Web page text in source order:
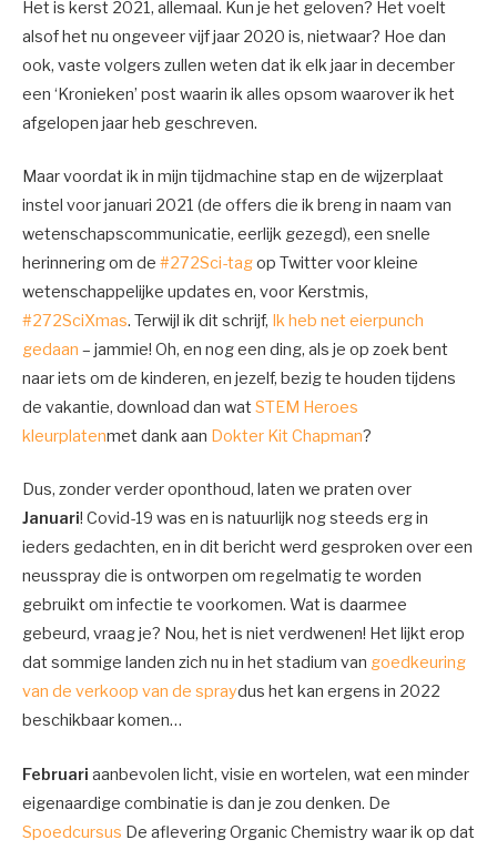
Het is kerst 2021, allemaal. Kun je het geloven? Het voelt
alsof het nu ongeveer vijf jaar 2020 is, nietwaar? Hoe dan
ook, vaste volgers zullen weten dat ik elk jaar in december
een ‘Kronieken’ post waarin ik alles opsom waarover ik het
afgelopen jaar heb geschreven.
Maar voordat ik in mijn tijdmachine stap en de wijzerplaat
instel voor januari 2021 (de offers die ik breng in naam van
wetenschapscommunicatie, eerlijk gezegd), een snelle
herinnering om de #272Sci-tagop Twitter voor kleine
wetenschappelijke updates en, voor Kerstmis,
#272SciXmas. Terwijl ik dit schrijf, Ik heb net eierpunch
gedaan – jammie! Oh, en nog een ding, als je op zoek bent
naar iets om de kinderen, en jezelf, bezig te houden tijdens
de vakantie, download dan wat STEM Heroes
kleurplatenmet dank aan Dokter Kit Chapman?
Dus, zonder verder oponthoud, laten we praten over
Januari! Covid-19 was en is natuurlijk nog steeds erg in
ieders gedachten, en in dit bericht werd gesproken over een
neusspray die is ontworpen om regelmatig te worden
gebruikt om infectie te voorkomen. Wat is daarmee
gebeurd, vraag je? Nou, het is niet verdwenen! Het lijkt erop
dat sommige landen zich nu in het stadium van goedkeuring
van de verkoop van de spraydus het kan ergens in 2022
beschikbaar komen…
Februari aanbevolen licht, visie en wortelen, wat een minder
eigenaardige combinatie is dan je zou denken. De
Spoedcursus De aflevering Organic Chemistry waar ik op dat